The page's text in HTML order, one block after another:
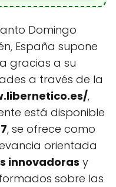
Domingo
España supone
gracias a su
a través de la
,
está disponible
, se ofrece como
orientada
innovadoras y
sobre las